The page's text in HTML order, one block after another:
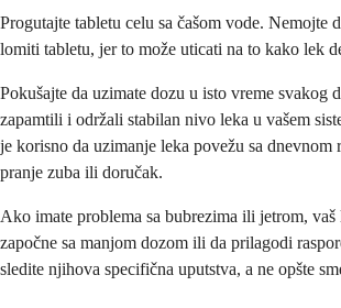
Progutajte tabletu celu sa čašom vode. Nemojte
lomiti tabletu, jer to može uticati na to kako lek
Pokušajte da uzimate dozu u isto vreme svakog
zapamtili i održali stabilan nivo leka u vašem
je korisno da uzimanje leka povežu sa dnevnom
pranje zuba ili doručak.
Ako imate problema sa bubrezima ili jetrom, vaš
započne sa manjom dozom ili da prilagodi
sledite njihova specifična uputstva, a ne opšte